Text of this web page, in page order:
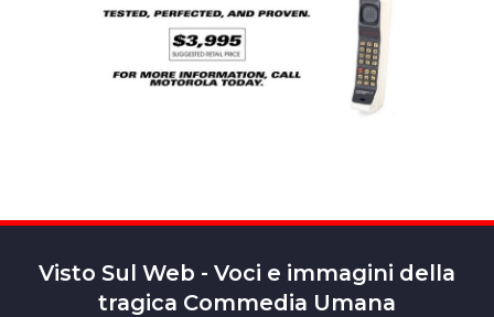
Visto Sul Web - Voci e immagini della
tragica Commedia Umana